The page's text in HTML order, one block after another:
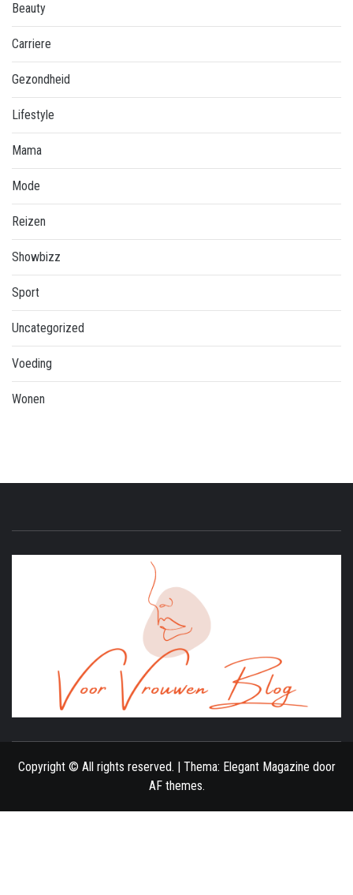
Beauty
Carriere
Gezondheid
Lifestyle
Mama
Mode
Reizen
Showbizz
Sport
Uncategorized
Voeding
Wonen
Copyright © All rights reserved. | Thema: Elegant Magazine door
AF themes.